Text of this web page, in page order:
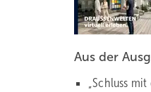
Aus der
„Schluss mit